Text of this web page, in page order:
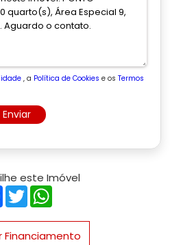
, a Política de Cookies e os Termos
Enviar
este Imóvel
Facebook
Twitter
Financiamento